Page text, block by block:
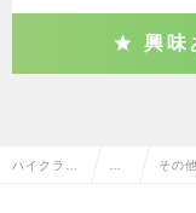
興味
ハイクラス 営 その